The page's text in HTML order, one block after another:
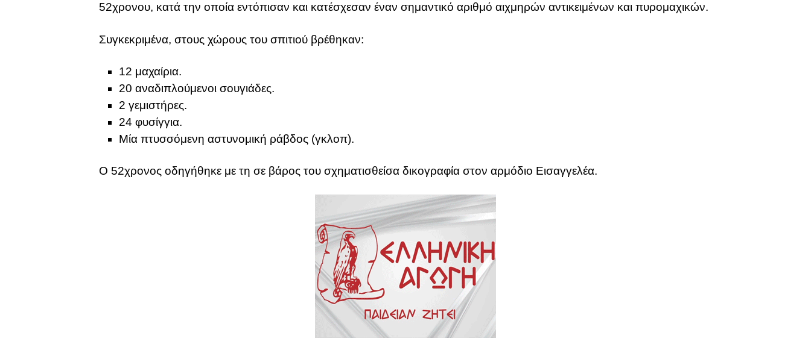
52χρονου, κατά την οποία εντόπισαν και κατέσχεσαν έναν σημαντικό αριθμό αιχμηρών αντικειμένων και πυρομαχικών.
Συγκεκριμένα, στους χώρους του σπιτιού βρέθηκαν:
12 μαχαίρια.
20 αναδιπλούμενοι σουγιάδες.
2 γεμιστήρες.
24 φυσίγγια.
Μία πτυσσόμενη αστυνομική ράβδος (γκλοπ).
Ο 52χρονος οδηγήθηκε με τη σε βάρος του σχηματισθείσα δικογραφία στον αρμόδιο Εισαγγελέα.